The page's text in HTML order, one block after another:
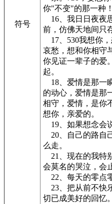
符号
你"不变"的那一种！
16、我日日夜夜
前，仿佛天地间只
17、530我想你
哀愁，想和你相守
你见证一辈子的爱
起。
18、爱情是那一
的动心，爱情是那
相守，爱情，是你
想你，亲爱的。
19、如果想念会
20、自己的路自
么走。
21、现在的我特
会莫名的哭泣，会
22、每天的零点
23、把从前不快
切已成美好的回忆。